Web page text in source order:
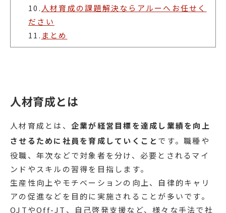
10. 人材育成の課題解決ならアルーへお任せく
ださい
11. まとめ
人材育成とは
人材育成とは、 企業が経営目標を達成し業績を向上
させるために社員を育成していくこと です。職種や
役職、年次などで対象者を分け、必要とされるマイ
ンドやスキルの習得を目指します。
生産性向上やモチベーションの向上、自律的キャリ
アの促進などを目的に実施されることが多いです。
OJTやOff-JT、自己啓発支援など、様々な手法で社